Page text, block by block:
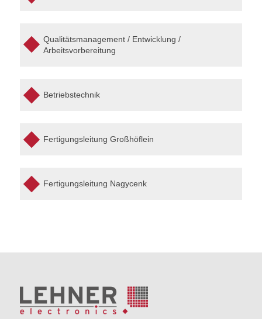
Qualitätsmanagement / Entwicklung /
Arbeitsvorbereitung
Betriebstechnik
Fertigungsleitung Großhöflein
Fertigungsleitung Nagycenk